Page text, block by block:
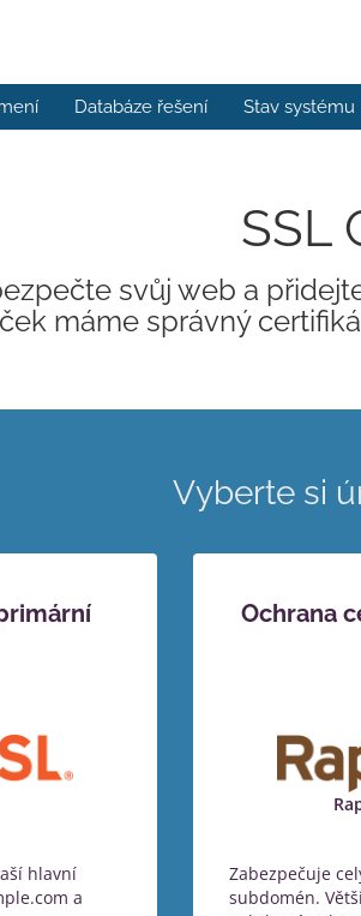
Databáze řešení Stav systému
SSL
svůj web a
máme správný
Vyberte si
hlavní
a
Ochrana
Zabezpečuje
subdomén.